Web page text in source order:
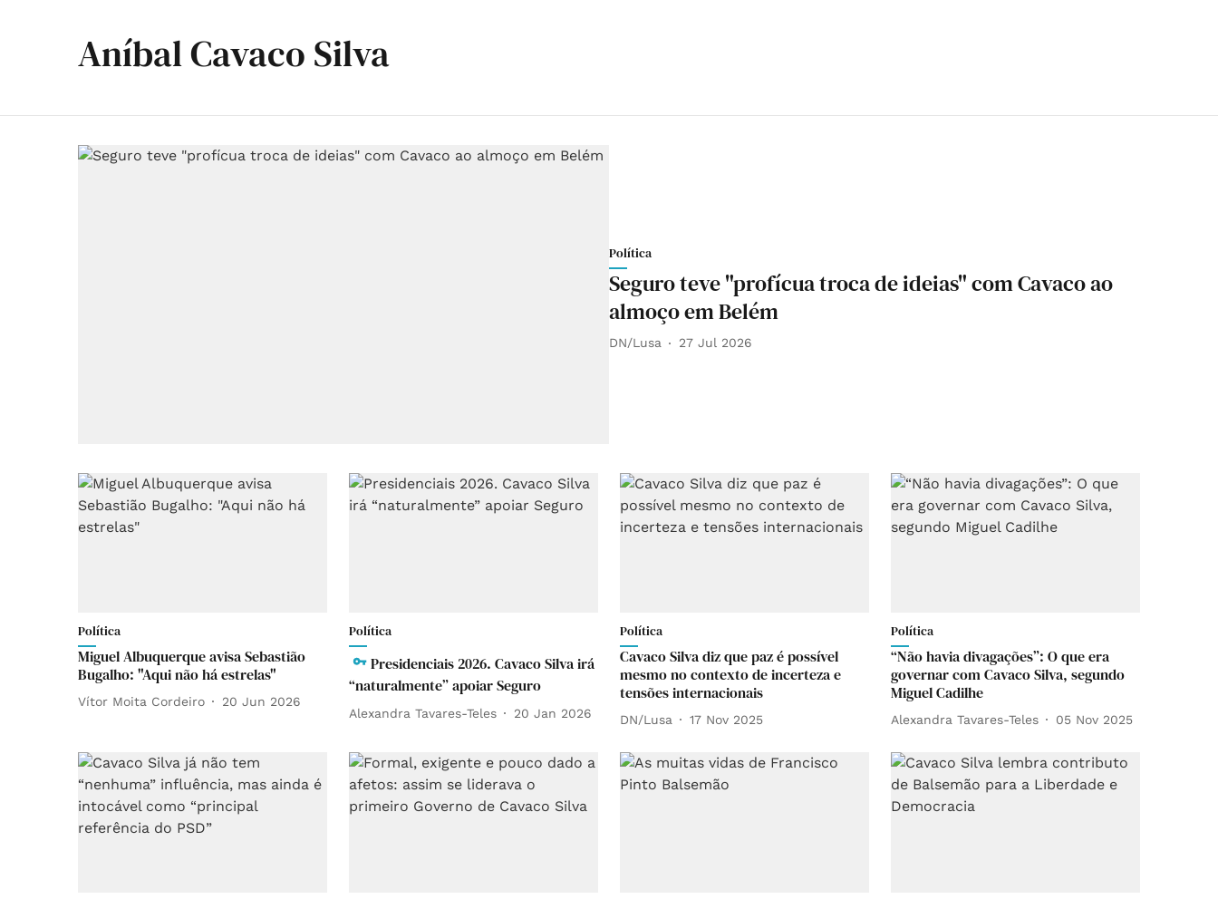
Aníbal Cavaco Silva
Política
Seguro teve "profícua troca de ideias" com Cavaco ao
almoço em Belém
DN/Lusa 27 Jul 2026
Política
Miguel Albuquerque avisa Sebastião
Bugalho: "Aqui não há estrelas"
Vítor Moita Cordeiro 20 Jun 2026
Política
Presidenciais 2026. Cavaco Silva irá
“naturalmente” apoiar Seguro
Alexandra Tavares-Teles 20 Jan 2026
Política
Cavaco Silva diz que paz é possível
mesmo no contexto de incerteza e
tensões internacionais
DN/Lusa 17 Nov 2025
Política
“Não havia divagações”: O que era
governar com Cavaco Silva, segundo
Miguel Cadilhe
Alexandra Tavares-Teles 05 Nov 2025